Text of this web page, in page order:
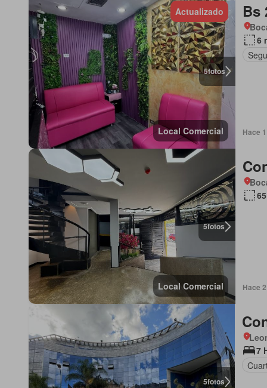
5fotos
Actualizado
Local Comercial
Bs
6
Hace
5fotos
Local Comercial Hace
5fotos
7